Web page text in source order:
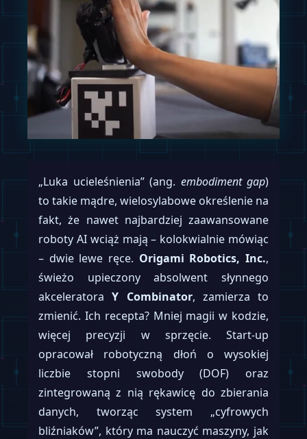
„Luka ucieleśnienia” (ang. embodiment gap)
to takie mądre, wielosylabowe określenie na
fakt, że nawet najbardziej zaawansowane
roboty AI wciąż mają – kolokwialnie mówiąc
– dwie lewe ręce. Origami Robotics, Inc.,
świeżo upieczony absolwent słynnego
akceleratoraY Combinator, zamierza to
zmienić. Ich recepta? Mniej magii w kodzie,
więcej precyzji w sprzęcie. Start-up
opracował robotyczną dłoń o wysokiej
liczbie stopni swobody (DOF) oraz
zintegrowaną z nią rękawicę do zbierania
danych, tworząc system „cyfrowych
bliźniaków”, który ma nauczyć maszyny, jak